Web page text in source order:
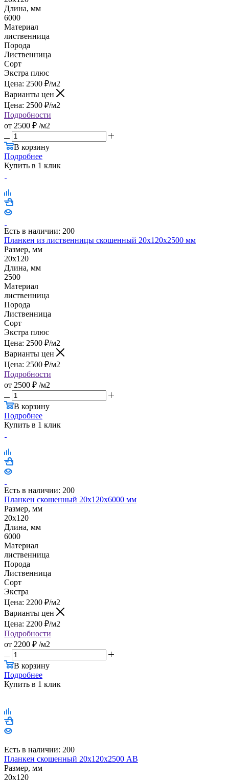
Длина, мм
6000
Материал
лиственница
Порода
Лиственница
Сорт
Экстра плюс
Цена: 2500 ₽/м2
Варианты цен
Цена: 2500 ₽/м2
Подробности
от 2500 ₽ /м2
В корзину
Подробнее
Купить в 1 клик
Есть в наличии: 200
Планкен из лиственницы скошенный 20х120х2500 мм
Размер, мм
20x120
Длина, мм
2500
Материал
лиственница
Порода
Лиственница
Сорт
Экстра плюс
Цена: 2500 ₽/м2
Варианты цен
Цена: 2500 ₽/м2
Подробности
от 2500 ₽ /м2
В корзину
Подробнее
Купить в 1 клик
Есть в наличии: 200
Планкен скошенный 20х120х6000 мм
Размер, мм
20x120
Длина, мм
6000
Материал
лиственница
Порода
Лиственница
Сорт
Экстра
Цена: 2200 ₽/м2
Варианты цен
Цена: 2200 ₽/м2
Подробности
от 2200 ₽ /м2
В корзину
Подробнее
Купить в 1 клик
Есть в наличии: 200
Планкен скошенный 20х120х2500 AB
Размер, мм
20x120